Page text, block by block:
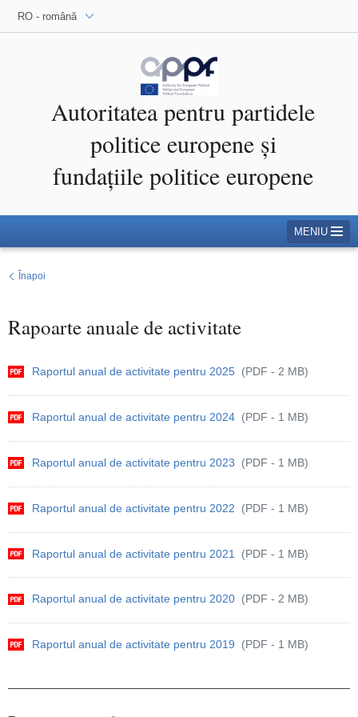
RO - română
Autoritatea pentru partidele
politice europene și
fundațiile politice europene
MENIU
Înapoi
Rapoarte anuale de activitate
Raportul anual de activitate pentru 2025 (PDF - 2 MB)
Raportul anual de activitate pentru 2024 (PDF - 1 MB)
Raportul anual de activitate pentru 2023 (PDF - 1 MB)
Raportul anual de activitate pentru 2022 (PDF - 1 MB)
Raportul anual de activitate pentru 2021 (PDF - 1 MB)
Raportul anual de activitate pentru 2020 (PDF - 2 MB)
Raportul anual de activitate pentru 2019 (PDF - 1 MB)